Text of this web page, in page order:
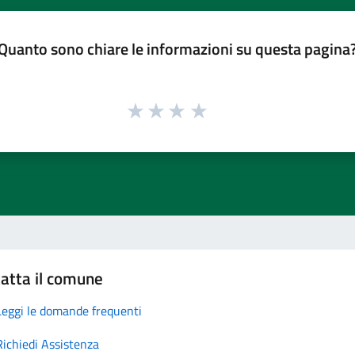
sono chiare le informazioni su questa
il comune
le domande frequenti
Assistenza